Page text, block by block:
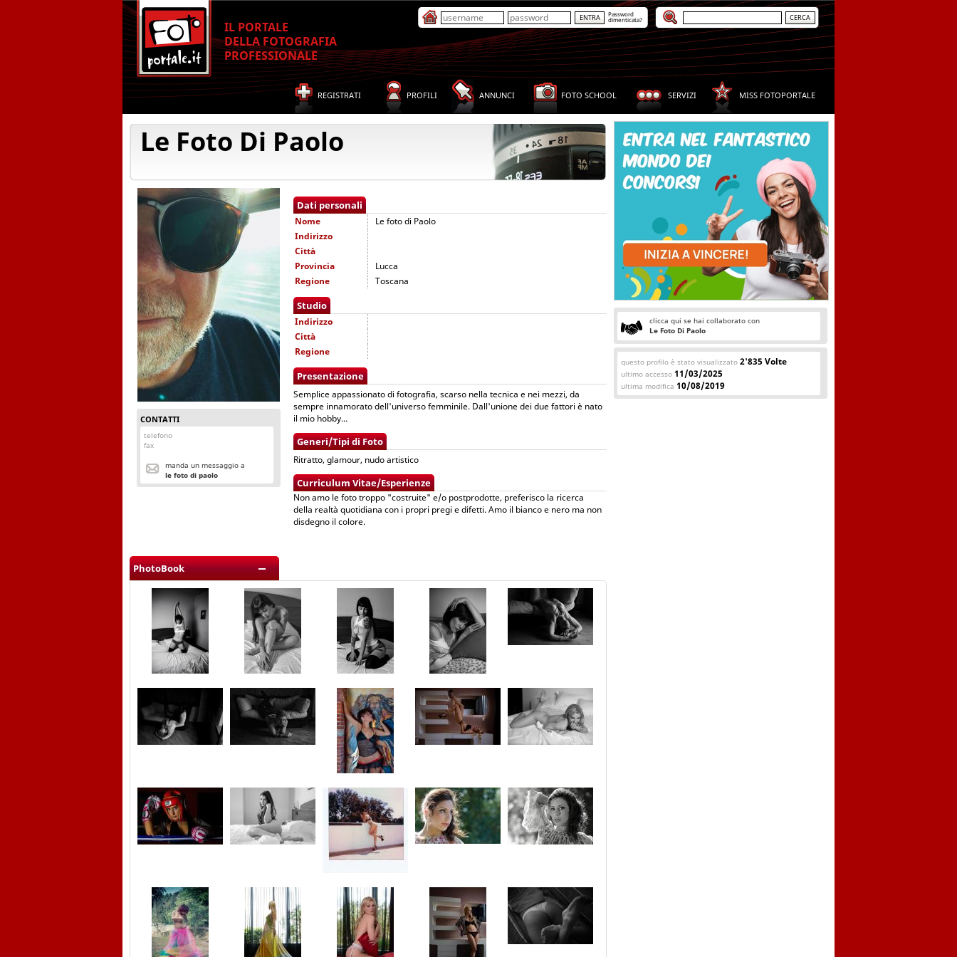
IL PORTALE
DELLA FOTOGRAFIA
PROFESSIONALE
Password
dimenticata?
REGISTRATI PROFILI ANNUNCI FOTO SCHOOL SERVIZI MISS FOTOPORTALE
Le Foto Di Paolo
CONTATTI
telefono
fax
manda un messaggio a
le foto di paolo
Dati personali
Nome
Le foto di Paolo
Indirizzo
Città
Provincia
Lucca
Regione
Toscana
Studio
Indirizzo
Città
Regione
Presentazione
Semplice appassionato di fotografia, scarso nella tecnica e nei mezzi, da
sempre innamorato dell'universo femminile. Dall'unione dei due fattori è nato
il mio hobby...
Generi/Tipi di Foto
Ritratto, glamour, nudo artistico
Curriculum Vitae/Esperienze
Non amo le foto troppo "costruite" e/o postprodotte, preferisco la ricerca
della realtà quotidiana con i propri pregi e difetti. Amo il bianco e nero ma non
disdegno il colore.
PhotoBook
clicca qui se hai collaborato con
Le Foto Di Paolo
questo profilo è stato visualizzato 2'835 Volte
ultimo accesso 11/03/2025
ultima modifica 10/08/2019